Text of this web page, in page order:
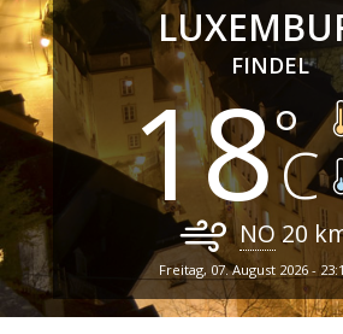
FINDEL
18
NO 20
Freitag, 07. August 2026 -